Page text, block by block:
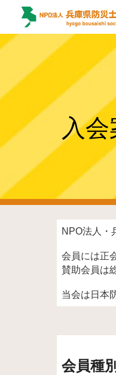
入会
NPO法人・
会員には正
賛助会員は
当会は日本
会員種